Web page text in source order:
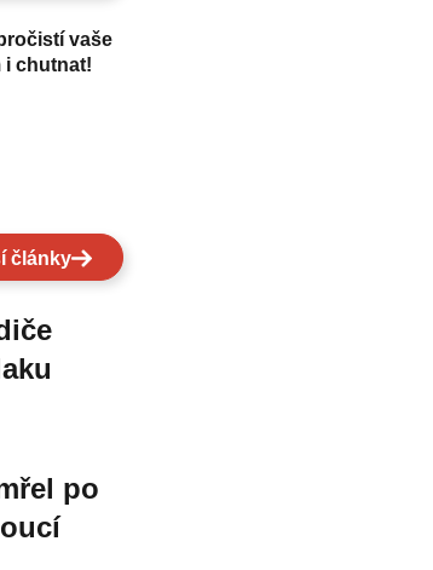
vaše
i chutnat!
články
po